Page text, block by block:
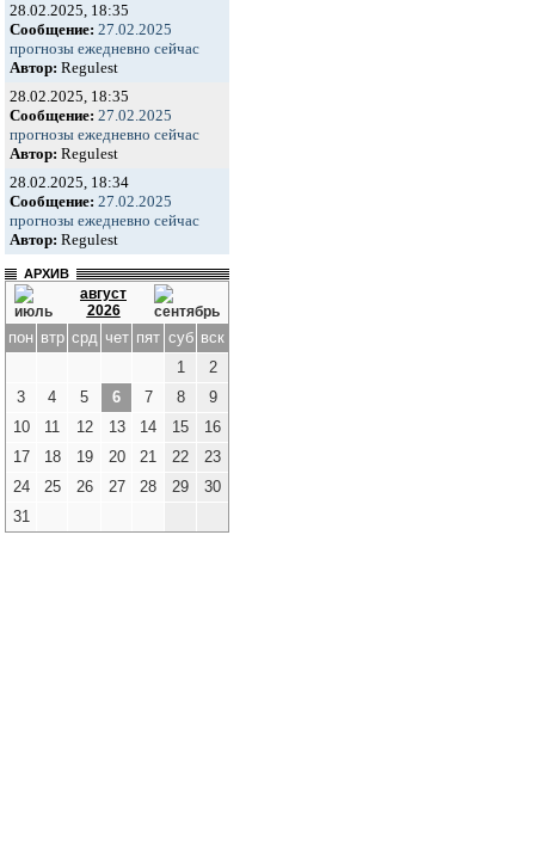
28.02.2025, 18:35
Сообщение: 27.02.2025
прогнозы ежедневно сейчас
Автор: Regulest
28.02.2025, 18:35
Сообщение: 27.02.2025
прогнозы ежедневно сейчас
Автор: Regulest
28.02.2025, 18:34
Сообщение: 27.02.2025
прогнозы ежедневно сейчас
Автор: Regulest
АРХИВ
август
2026
пон втр срд чет пят суб вск
1
2
3
4 5 6 7 8
9
10
11 12 13 14 15
16
17
18 19 20 21 22
23
24
25 26 27 28 29
30
31